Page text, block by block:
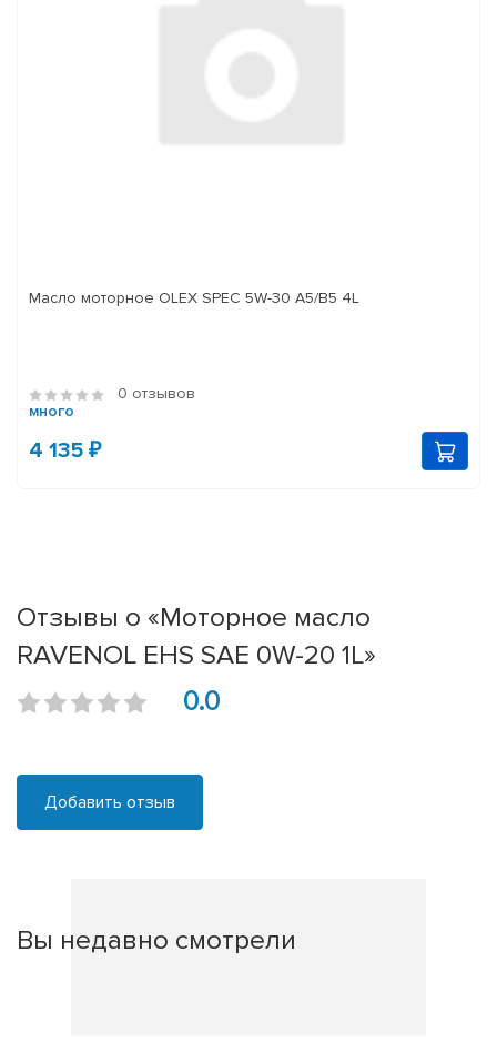
Масло моторное OLEX SPEC 5W-30 A5/B5 4L
0 отзывов
много
4 135 ₽
Отзывы о «Моторное масло
RAVENOL EHS SAE 0W-20 1L»
0.0
Добавить отзыв
Вы недавно смотрели